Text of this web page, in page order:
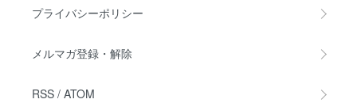
プライバシーポリシー
メルマガ登録・解除
RSS / ATOM